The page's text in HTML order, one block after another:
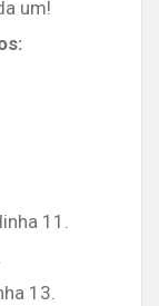
um!
11.
13.